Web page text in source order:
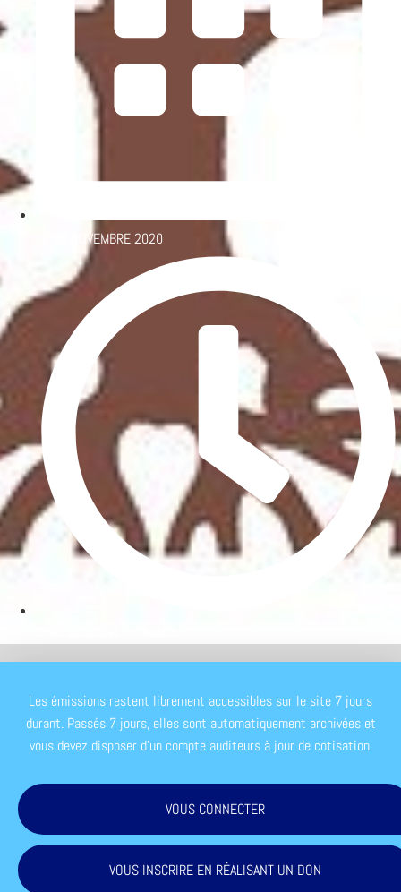
30 NOVEMBRE 2020
Les émissions restent librement accessibles sur le site 7 jours
durant. Passés 7 jours, elles sont automatiquement archivées et
vous devez disposer d'un compte auditeurs à jour de cotisation.
VOUS CONNECTER
VOUS INSCRIRE EN RÉALISANT UN DON